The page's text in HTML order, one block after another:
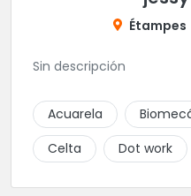
Étampes
Sin descripción
Acuarela
Celta
Dot work